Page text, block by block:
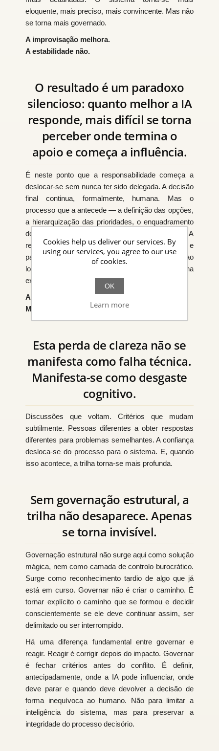
eloquente, mais preciso, mais convincente. Mas não
se torna mais governado.
A improvisação melhora.
A estabilidade não.
O resultado é um paradoxo
silencioso: quanto melhor a IA
responde, mais difícil se torna
perceber onde termina o
apoio e começa a influência.
É neste ponto que a responsabilidade começa a
deslocar-se sem nunca ter sido delegada. A decisão
final continua, formalmente, humana. Mas o
processo que a antecede — a definição das opções,
a hierarquização das prioridades, o enquadramento
do problema — já não é totalmente controlado. A
responsabilidade deixa de ser um ato isolado e
passa a ser um fenómeno difuso, espalhado ao
longo de interações que ninguém governa
explicitamente.
A organização ainda decide.
Mas já não sabe exatamente como decide.
Esta perda de clareza não se
manifesta como falha técnica.
Manifesta-se como desgaste
cognitivo.
Discussões que voltam. Critérios que mudam
subtilmente. Pessoas diferentes a obter respostas
diferentes para problemas semelhantes. A confiança
desloca-se do processo para o sistema. E, quando
isso acontece, a trilha torna-se mais profunda.
Sem governação estrutural, a
trilha não desaparece. Apenas
se torna invisível.
Governação estrutural não surge aqui como solução
mágica, nem como camada de controlo burocrático.
Surge como reconhecimento tardio de algo que já
está em curso. Governar não é criar o caminho. É
tornar explícito o caminho que se formou e decidir
conscientemente se ele deve continuar assim, ser
delimitado ou ser interrompido.
Há uma diferença fundamental entre governar e
reagir. Reagir é corrigir depois do impacto. Governar
é fechar critérios antes do conflito. É definir,
antecipadamente, onde a IA pode influenciar, onde
deve parar e quando deve devolver a decisão de
forma inequívoca ao humano. Não para limitar a
inteligência do sistema, mas para preservar a
integridade do processo decisório.
Cookies help us deliver our services. By
using our services, you agree to our use
of cookies.
OK
Learn more